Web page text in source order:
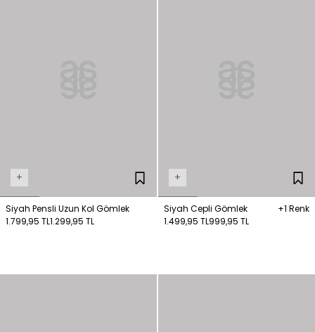
+
Siyah Pensli Uzun Kol Gömlek
1.799,95 TL1.299,95 TL
+
Siyah Cepli Gömlek
+1 Renk
1.499,95 TL999,95 TL